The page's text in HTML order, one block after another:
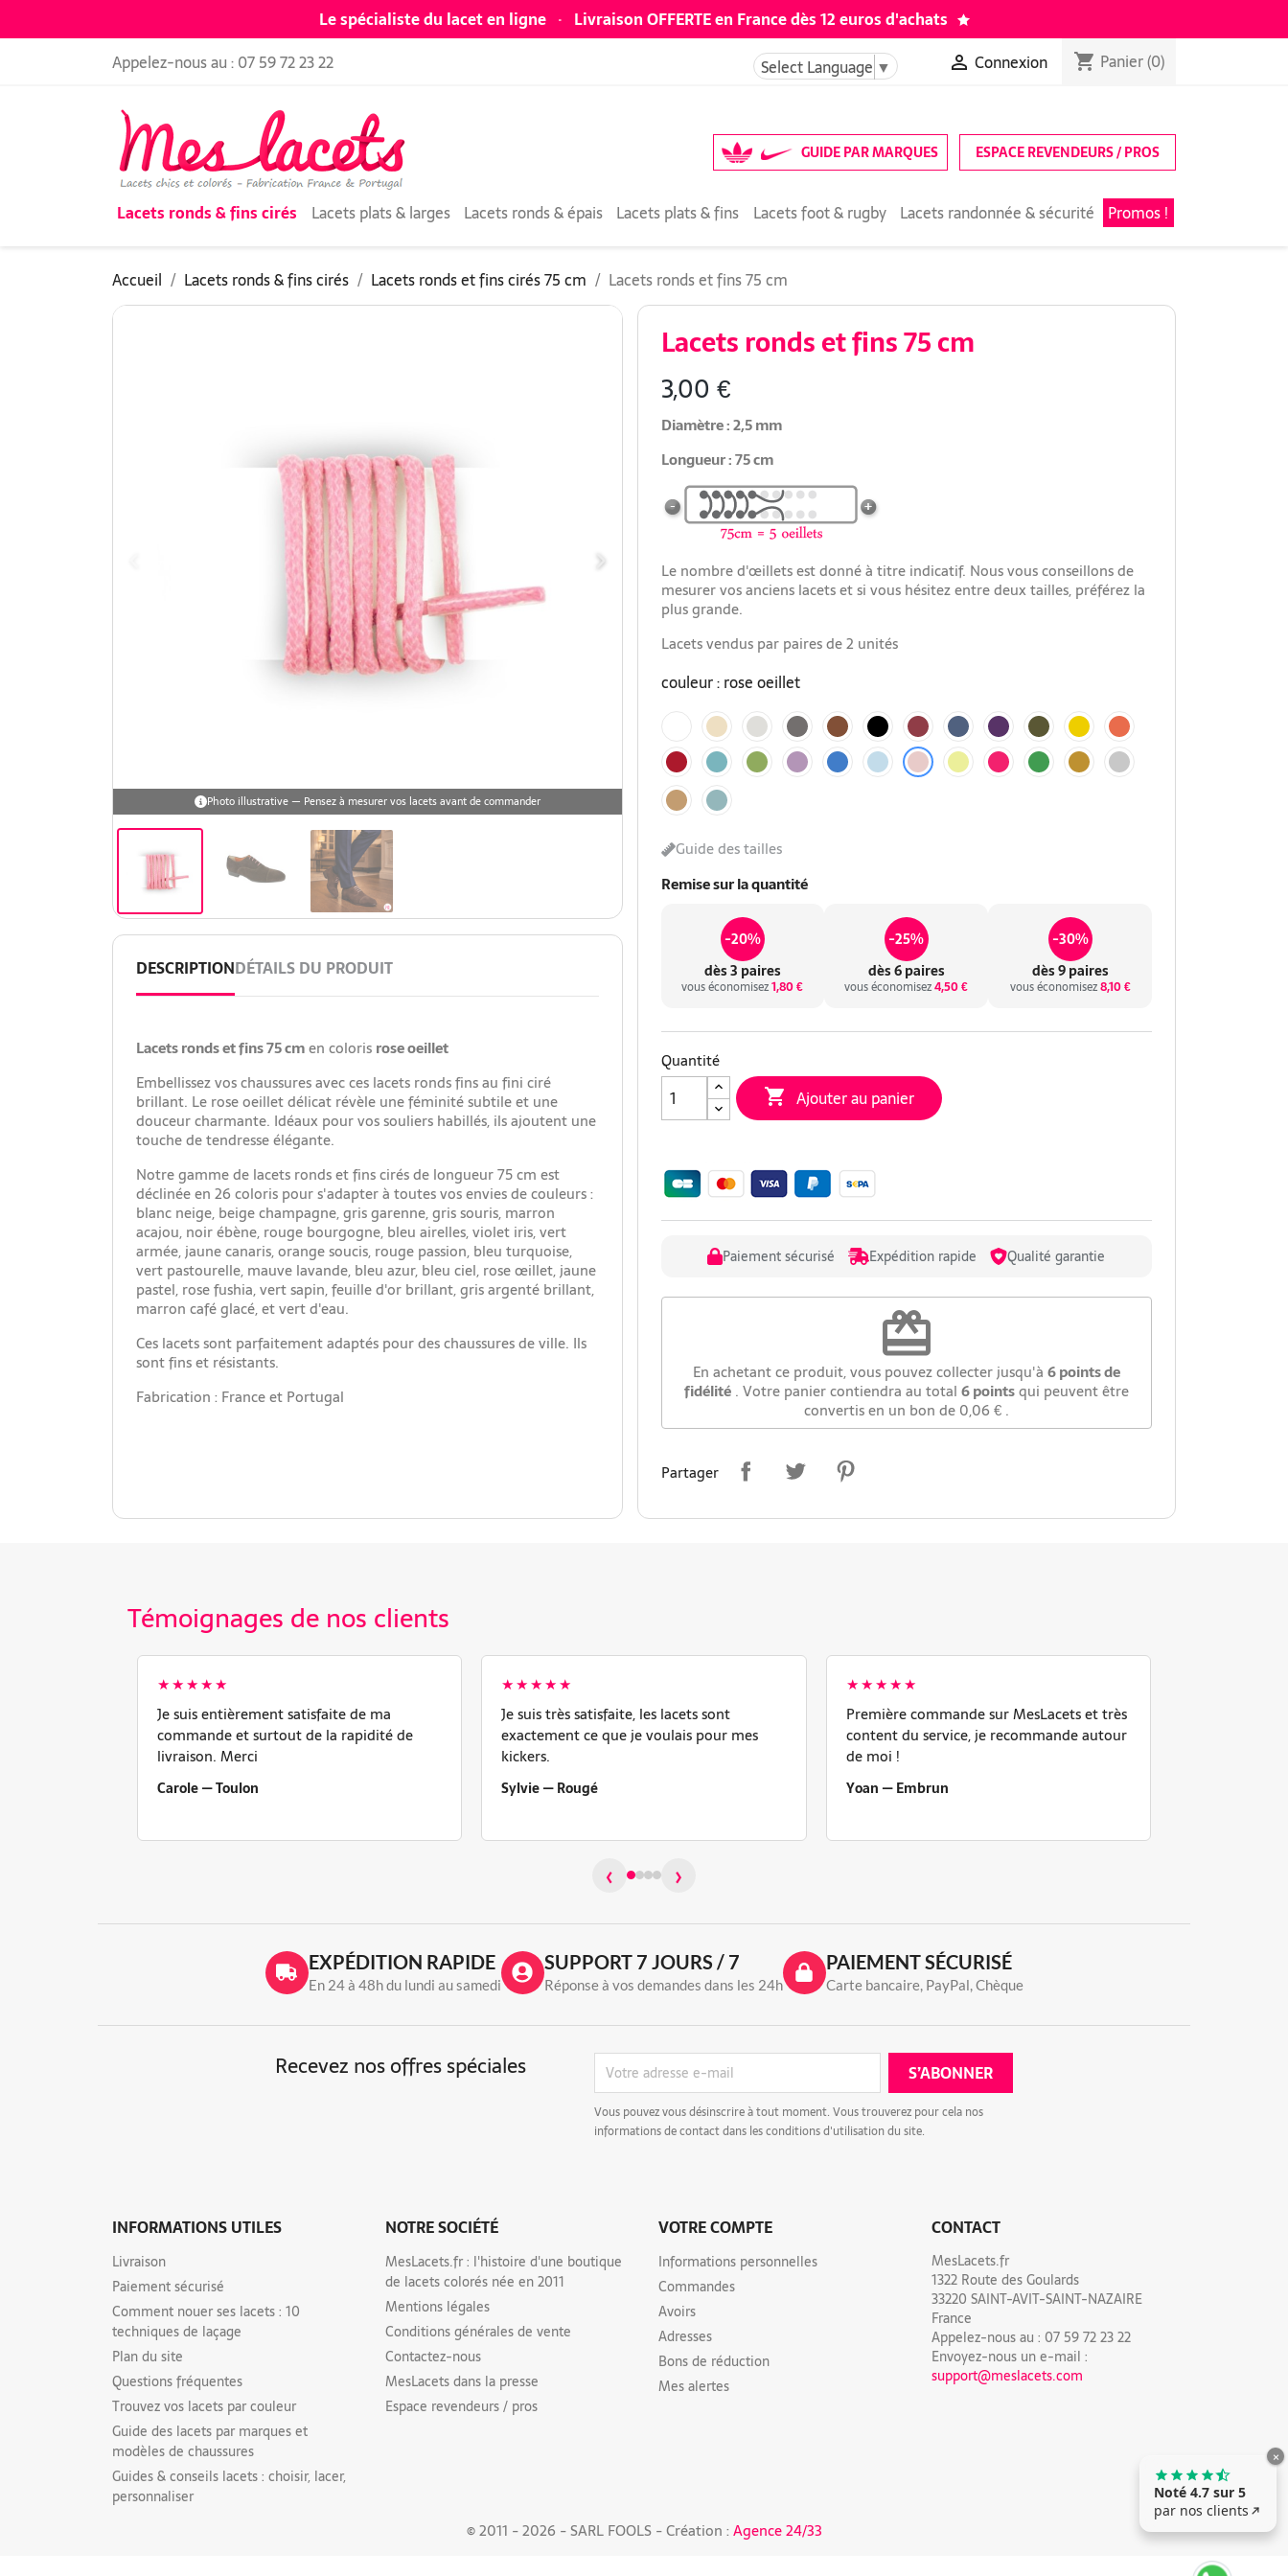
Le spécialiste du lacet en ligne · Livraison OFFERTE en France dès 12 euros d'achats
Appelez-nous au :07 59 72 23 22 Select Language ▼  Connexion shopping_cart Panier(0)
GUIDE PAR MARQUES ESPACE REVENDEURS / PROS
Lacets ronds & fins cirés Lacets plats & larges Lacets ronds & épais Lacets plats & fins Lacets foot & rugby Lacets randonnée & sécurité Promos !
Accueil Lacets ronds & fins cirés Lacets ronds et fins cirés 75 cm Lacets ronds et fins 75 cm
Photo illustrative — Pensez à mesurer vos lacets avant de commander
DESCRIPTIONDÉTAILS DU PRODUIT
Lacets ronds et fins 75 cmen coloris rose oeillet
Embellissez vos chaussures avec ces lacets ronds fins au fini ciré
brillant. Le rose oeillet délicat révèle une féminité subtile et une
douceur charmante. Idéaux pour vos souliers habillés, ils ajoutent une
touche de tendresse élégante.
Notre gamme de lacets ronds et fins cirés de longueur 75 cm est
déclinée en 26 coloris pour s'adapter à toutes vos envies de couleurs :
blanc neige, beige champagne, gris garenne, gris souris, marron
acajou, noir ébène, rouge bourgogne, bleu airelles, violet iris, vert
armée, jaune canaris, orange soucis, rouge passion, bleu turquoise,
vert pastourelle, mauve lavande, bleu azur, bleu ciel, rose œillet, jaune
pastel, rose fushia, vert sapin, feuille d'or brillant, gris argenté brillant,
marron café glacé, et vert d'eau.
Ces lacets sont parfaitement adaptés pour des chaussures de ville. Ils
sont fins et résistants.
Fabrication : France et Portugal
Lacets ronds et fins 75 cm
3,00 €
Diamètre : 2,5 mm
Longueur : 75 cm
Le nombre d'œillets est donné à titre indicatif. Nous vous conseillons de
mesurer vos anciens lacets et si vous hésitez entre deux tailles, préférez la
plus grande.
Lacets vendus par paires de 2 unités
couleur : rose oeillet
beige champagnegris garennegris souris marron acajounoir ébène rouge bourgognebleu airellesviolet iris vert armée jaune canarisorange soucis
rouge passionbleu turquoisevert pastourellemauve lavandebleu azur bleu ciel rose oeillet
jaune pastel rose fushia vert sapin feuille d'or brillantgris argenté brillant
marron café glacé
vert d'eau
Guide des tailles
Remise sur la quantité
-20%
dès 3 paires
vous économisez1,80 €
-25%
dès 6 paires
vous économisez4,50 €
-30%
dès 9 paires
vous économisez8,10 €
Quantité
 Ajouter au panier
Paiement sécurisé Expédition rapide Qualité garantie
redeem
En achetant ce produit, vous pouvez collecter jusqu'à 6points de
fidélité. Votre panier contiendra au total 6pointsqui peuvent être
convertis en un bon de 0,06 €.
Partager
Témoignages de nos clients
★★★★★
Je suis entièrement satisfaite de ma
commande et surtout de la rapidité de
livraison. Merci
Carole — Toulon
★★★★★
Je suis très satisfaite, les lacets sont
exactement ce que je voulais pour mes
kickers.
Sylvie — Rougé
★★★★★
Première commande sur MesLacets et très
content du service, je recommande autour
de moi !
Yoan — Embrun
‹ ›
EXPÉDITION RAPIDE
En 24 à 48h du lundi au samedi
SUPPORT 7 JOURS / 7
Réponse à vos demandes dans les 24h
PAIEMENT SÉCURISÉ
Carte bancaire, PayPal, Chèque
Recevez nos offres spéciales
Vous pouvez vous désinscrire à tout moment. Vous trouverez pour cela nos
informations de contact dans les conditions d'utilisation du site.
INFORMATIONS UTILES
Livraison
Paiement sécurisé
Comment nouer ses lacets : 10
techniques de laçage
Plan du site
Questions fréquentes
Trouvez vos lacets par couleur
Guide des lacets par marques et
modèles de chaussures
Guides & conseils lacets : choisir, lacer,
personnaliser
NOTRE SOCIÉTÉ
MesLacets.fr : l'histoire d'une boutique
de lacets colorés née en 2011
Mentions légales
Conditions générales de vente
Contactez-nous
MesLacets dans la presse
Espace revendeurs / pros
VOTRE COMPTE
Informations personnelles
Commandes
Avoirs
Adresses
Bons de réduction
Mes alertes
CONTACT
MesLacets.fr
1322 Route des Goulards
33220 SAINT-AVIT-SAINT-NAZAIRE
France
Appelez-nous au : 07 59 72 23 22
Envoyez-nous un e-mail :
support@meslacets.com
© 2011 -2026 - SARL FOOLS - Création : Agence 24/33
Noté 4.7 sur 5
par nos clients
×